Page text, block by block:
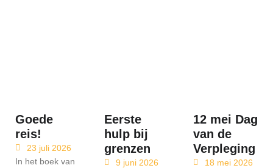
Goede
reis!
23 juli 2026
In het boek van
Eerste
hulp bij
grenzen
9 juni 2026
12 mei Dag
van de
Verpleging
18 mei 2026